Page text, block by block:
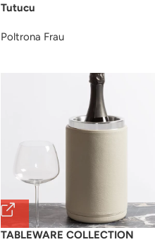
Tutucu
Poltrona Frau
TABLEWARE COLLECTION